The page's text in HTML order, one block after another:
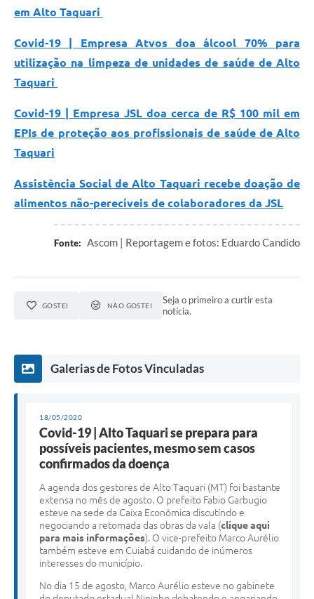
em Alto Taquari
Covid-19 | Empresa Atvos doa álcool 70% para
utilização na limpeza de unidades de saúde de Alto
Taquari
Covid-19 | Empresa JSL doa cerca de R$ 100 mil em
EPIs de proteção aos profissionais de saúde de Alto
Taquari
Assistência Social de Alto Taquari recebe doação de
alimentos não-perecíveis de colaboradores da JSL
Fonte: Ascom | Reportagem e fotos: Eduardo Candido
GOSTEI NÃO GOSTEI
Seja o primeiro a curtir esta
notícia.
Galerias de Fotos Vinculadas
18/05/2020
Covid-19 | Alto Taquari se prepara para
possíveis pacientes, mesmo sem casos
confirmados da doença
A agenda dos gestores de Alto Taquari (MT) foi bastante
extensa no mês de agosto. O prefeito Fabio Garbugio
esteve na sede da Caixa Econômica discutindo e
negociando a retomada das obras da vala (clique aqui
para mais informações). O vice-prefeito Marco Aurélio
também esteve em Cuiabá cuidando de inúmeros
interesses do município.
No dia 15 de agosto, Marco Aurélio esteve no gabinete